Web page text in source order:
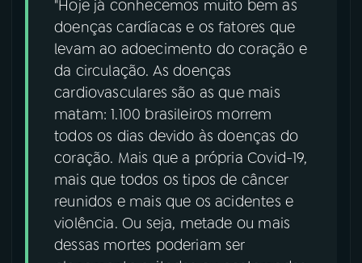
"Hoje já conhecemos muito bem as
doenças cardíacas e os fatores que
levam ao adoecimento do coração e
da circulação. As doenças
cardiovasculares são as que mais
matam: 1.100 brasileiros morrem
todos os dias devido às doenças do
coração. Mais que a própria Covid-19,
mais que todos os tipos de câncer
reunidos e mais que os acidentes e
violência. Ou seja, metade ou mais
dessas mortes poderiam ser